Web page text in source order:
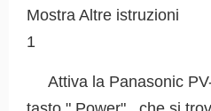
Mostra Altre istruzioni
1
Attiva la Panasonic